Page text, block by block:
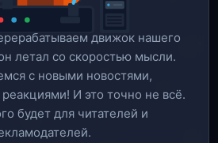
движок нашего
летал со скоростью мысли.
c новыми новостями,
И это точно не всё.
будет для читателей и